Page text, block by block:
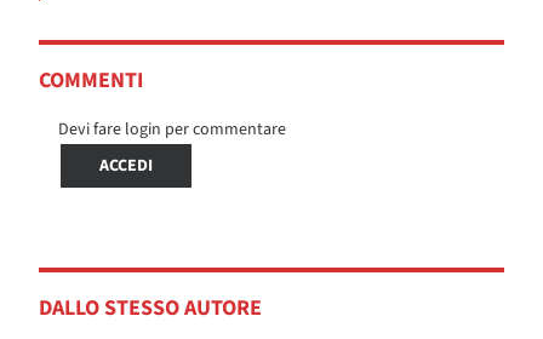
COMMENTI
Devi fare login per commentare
ACCEDI
DALLO STESSO AUTORE